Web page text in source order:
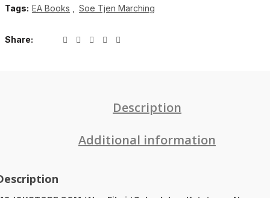
Tags: EA Books Soe Tjen Marching
Share
Description
Additional information